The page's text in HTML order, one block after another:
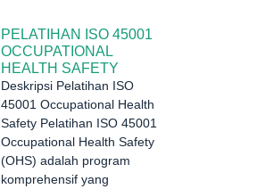
PELATIHAN ISO 45001
OCCUPATIONAL
HEALTH SAFETY
Deskripsi Pelatihan ISO
45001 Occupational Health
Safety Pelatihan ISO 45001
Occupational Health Safety
(OHS) adalah program
komprehensif yang